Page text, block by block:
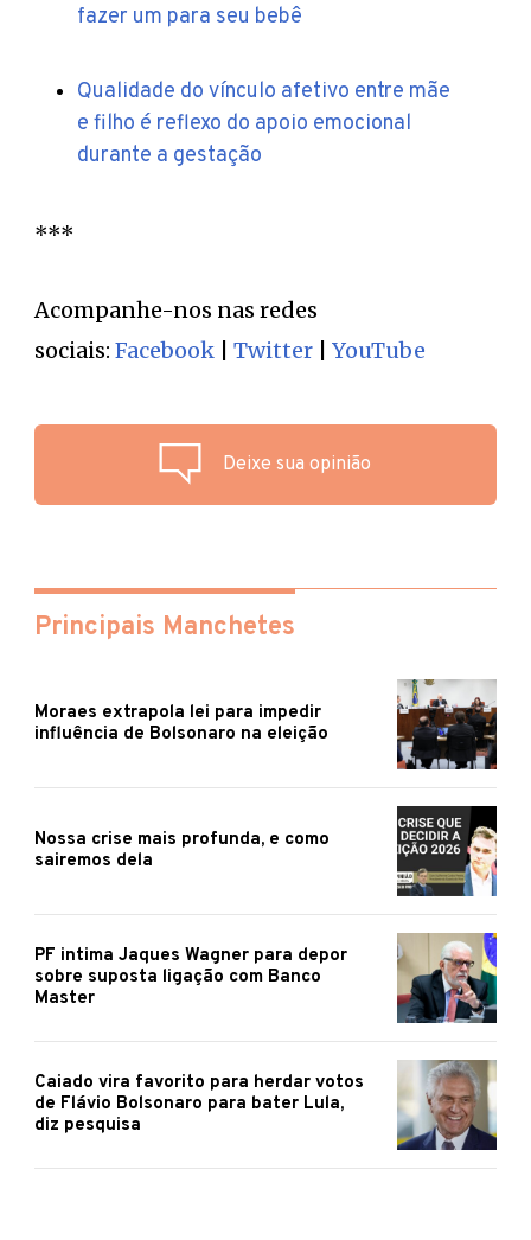
fazer um para seu bebê
Qualidade do vínculo afetivo entre mãe
e filho é reflexo do apoio emocional
durante a gestação
***
Acompanhe-nos nas redes
sociais: Facebook Twitter YouTube
Deixe sua opinião
Principais Manchetes
Moraes extrapola lei para impedir
influência de Bolsonaro na eleição
Nossa crise mais profunda, e como
sairemos dela
PF intima Jaques Wagner para depor
sobre suposta ligação com Banco
Master
Caiado vira favorito para herdar votos
de Flávio Bolsonaro para bater Lula,
diz pesquisa